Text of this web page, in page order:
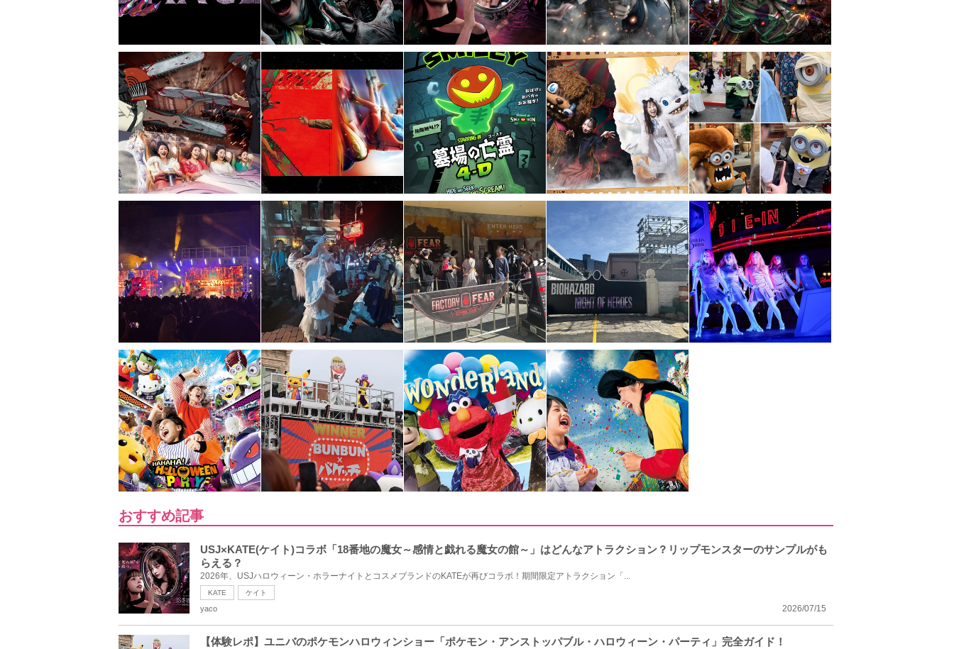
おすすめ記事
USJ×KATE(ケイト)コラボ「18番地の魔女～感情と戯れる魔女の館～」はどんなアトラクション？リップモンスターのサンプルがも
らえる？
2026年、USJハロウィーン・ホラーナイトとコスメブランドのKATEが再びコラボ！期間限定アトラクション「...
KATE ケイト
2026/07/15
yaco
【体験レポ】ユニバのポケモンハロウィンショー「ポケモン・アンストッパブル・ハロウィーン・パーティ」完全ガイド！